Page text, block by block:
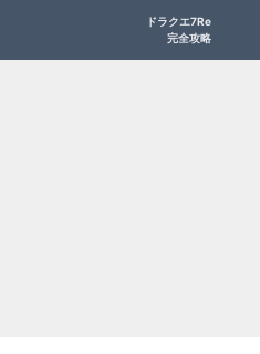
ドラクエ7Re
完全攻略